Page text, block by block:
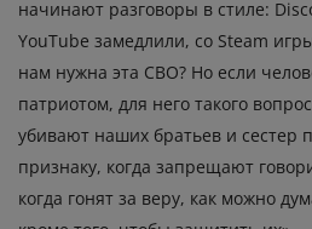
начинают разговоры в стиле:
YouTube замедлили, со Steam
нам нужна эта СВО? Но если
патриотом, для него такого
убивают наших братьев и сестер
признаку, когда запрещают
когда гонят за веру, как можно